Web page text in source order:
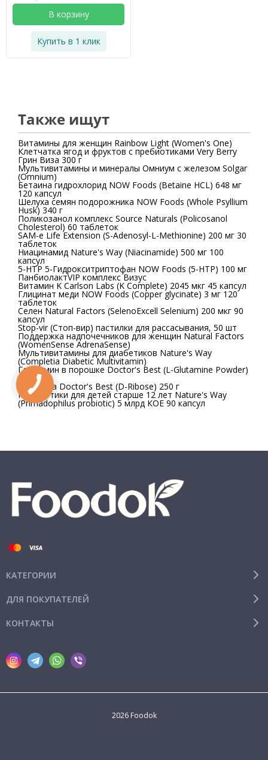
В корзину
Купить в 1 клик
Также ищут
Витамины для женщин Rainbow Light (Women's One)
Клетчатка ягод и фруктов с пребиотиками Very Berry
Грин Виза 300 г
Мультивитамины и минералы Омниум с железом Solgar
(Omnium)
Бетаина гидрохлорид NOW Foods (Betaine HCL) 648 мг
120 капсул
Шелуха семян подорожника NOW Foods (Whole Psyllium
Husk) 340 г
Поликозанол комплекс Source Naturals (Policosanol
Cholesterol) 60 таблеток
SAM-e Life Extension (S-Adenosyl-L-Methionine) 200 мг 30
таблеток
Ниацинамид Nature's Way (Niacinamide) 500 мг 100
капсул
5-HTP 5-Гидрокситриптофан NOW Foods (5-HTP) 100 мг
ПанбиолактVIP комплекс Визус
Витамин K Carlson Labs (K Complete) 2045 мкг 45 капсул
Глицинат меди NOW Foods (Copper glycinate) 3 мг 120
таблеток
Селен Natural Factors (SelenoExcell Selenium) 200 мкг 90
капсул
Stop-vir (Стоп-вир) пастилки для рассасывания, 50 шт
Поддержка надпочечников для женщин Natural Factors
(WomenSense AdrenaSense)
Мультивитамины для диабетиков Nature's Way
(Completia Diabetic Multivitamin)
Глютамин в порошке Doctor's Best (L-Glutamine Powder)
300 г
Д-Рибоза Doctor's Best (D-Ribose) 250 г
Пробиотики для детей старше 12 лет Nature's Way
(Primadophilus probiotic) 5 млрд КОЕ 90 капсул
КАТЕГОРИИ
ДЛЯ ПОКУПАТЕЛЕЙ
КОНТАКТЫ
2026 Foodok